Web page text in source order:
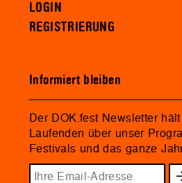
LOGIN
REGISTRIERUNG
Informiert bleiben
Der DOK.fest Newsletter
Laufenden über unser
Festivals und das ganze